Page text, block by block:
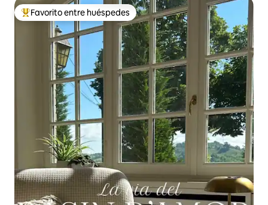
Favorito entre huéspedes preferido
Favorito entre huéspedes